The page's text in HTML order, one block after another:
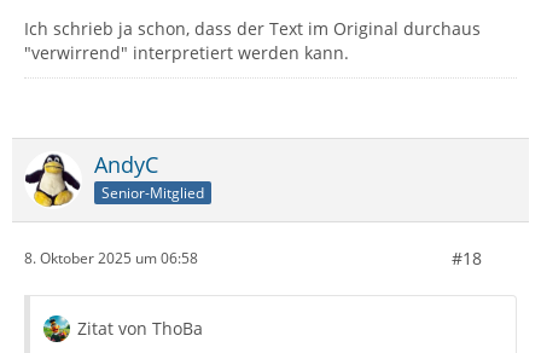
Ich schrieb ja schon, dass der Text im Original durchaus
"verwirrend" interpretiert werden kann.
AndyC
Senior-Mitglied
8. Oktober 2025 um 06:58 #18
Zitat von ThoBa